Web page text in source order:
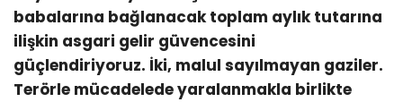
babalarına bağlanacak toplam aylık tutarına
ilişkin asgari gelir güvencesini
güçlendiriyoruz. İki, malul sayılmayan gaziler.
Terörle mücadelede yaralanmakla birlikte